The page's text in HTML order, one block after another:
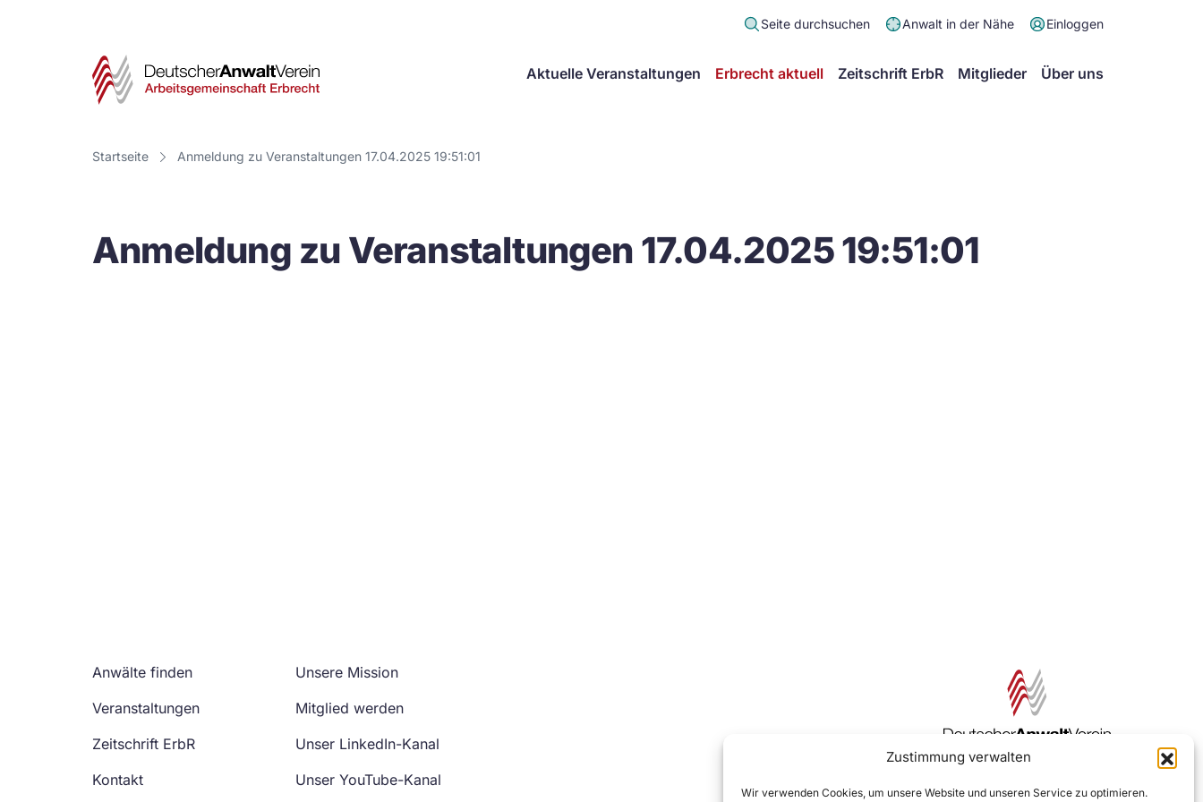
Zustimmung verwalten
Wir verwenden Cookies, um unsere Website und unseren Service zu optimieren.
Seite durchsuchen Anwalt in der Nähe Einloggen
Deutscher
Verein
Arbeitsgemeinschaft
Aktuelle Veranstaltungen Erbrecht aktuell Zeitschrift ErbR Mitglieder Über uns
Startseite Anmeldung zu Veranstaltungen 17.04.2025 19:51:01
Anmeldung zu Veranstaltungen 17.04.2025 19:51:01
Anwälte finden
Veranstaltungen
Zeitschrift ErbR
Kontakt
Unsere Mission
Mitglied werden
Unser LinkedIn-Kanal
Unser YouTube-Kanal
Zur DAV Webseite